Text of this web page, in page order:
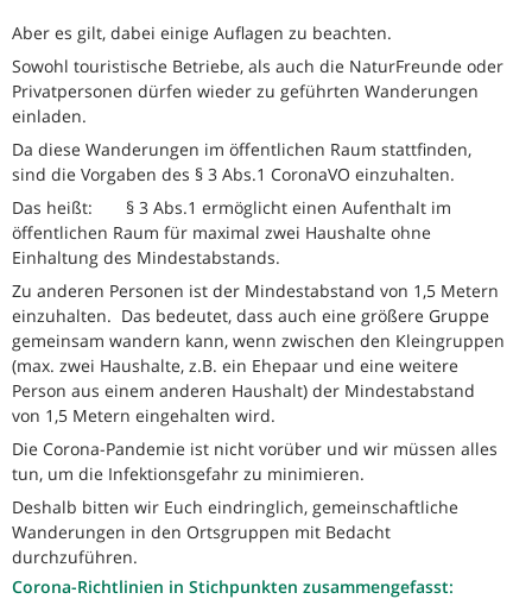
Aber es gilt, dabei einige Auflagen zu beachten.
Sowohl touristische Betriebe, als auch die NaturFreunde oder
Privatpersonen dürfen wieder zu geführten Wanderungen
einladen.
Da diese Wanderungen im öffentlichen Raum stattfinden,
sind die Vorgaben des § 3 Abs.1 CoronaVO einzuhalten.
Das heißt: § 3 Abs.1 ermöglicht einen Aufenthalt im
öffentlichen Raum für maximal zwei Haushalte ohne
Einhaltung des Mindestabstands.
Zu anderen Personen ist der Mindestabstand von 1,5 Metern
einzuhalten. Das bedeutet, dass auch eine größere Gruppe
gemeinsam wandern kann, wenn zwischen den Kleingruppen
(max. zwei Haushalte, z.B. ein Ehepaar und eine weitere
Person aus einem anderen Haushalt) der Mindestabstand
von 1,5 Metern eingehalten wird.
Die Corona-Pandemie ist nicht vorüber und wir müssen alles
tun, um die Infektionsgefahr zu minimieren.
Deshalb bitten wir Euch eindringlich, gemeinschaftliche
Wanderungen in den Ortsgruppen mit Bedacht
durchzuführen.
Corona-Richtlinien in Stichpunkten zusammengefasst: